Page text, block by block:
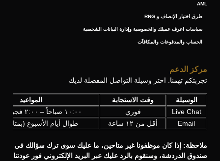
AML
طرق اختبار الإنصاف و RNG
سياسات اعرف عميلك والخصوصية وإدارة البيانات الشخصية
الحساب والمدفوعات والمكافآت
مركز الدعم
تجربتكم تهمنا. اختر وسيلة التواصل المفضلة لديك
الوسيلة وقت الاستجابة
المواعيد
Live Chat
فوري
١٠:٠٠ صباحاً – ٢:٠٠ فجراً (UTC+3)
Email
أقل من ١٢ ساعة طوال أيام الأسبوع (بمتابعة
ملاحظة: إذا كان موظفونا غير متاحين، ما عليك سوى ترك سؤالك في
صندوق الدردشة، وسنقوم بالرد عليك عبر البريد الإلكتروني فور عودتنا